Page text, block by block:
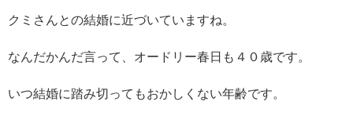
クミさんとの結婚に近づいていますね。
なんだかんだ言って、オードリー春日も４０歳です。
いつ結婚に踏み切ってもおかしくない年齢です。